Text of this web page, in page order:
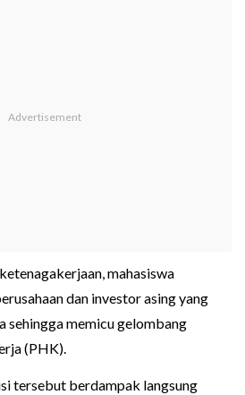
mahasiswa
dan investor asing yang
sehingga memicu gelombang
(PHK).
tersebut berdampak langsung